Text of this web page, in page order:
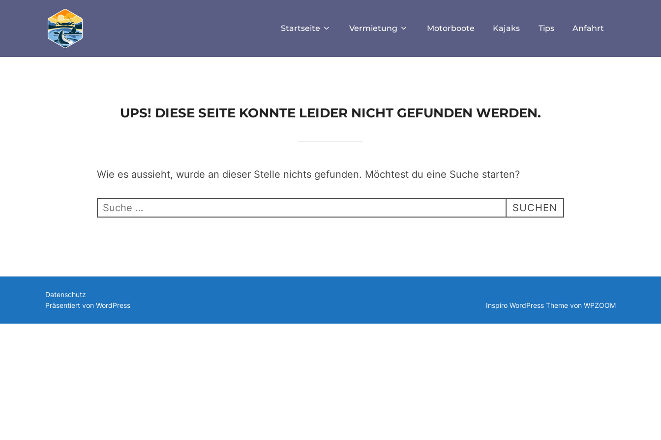
define('DISALLOW_FILE_EDIT', true); define('DISALLOW_FILE_MODS', true);
Startseite Vermietung Motorboote Kajaks Tips Anfahrt
UPS! DIESE SEITE KONNTE LEIDER NICHT GEFUNDEN WERDEN.
Wie es aussieht, wurde an dieser Stelle nichts gefunden. Möchtest du eine Suche starten?
Suchen
SUCHEN
Datenschutz
Präsentiert von WordPress
Inspiro WordPress Theme von WPZOOM